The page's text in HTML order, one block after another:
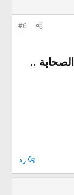
#6
..
رد